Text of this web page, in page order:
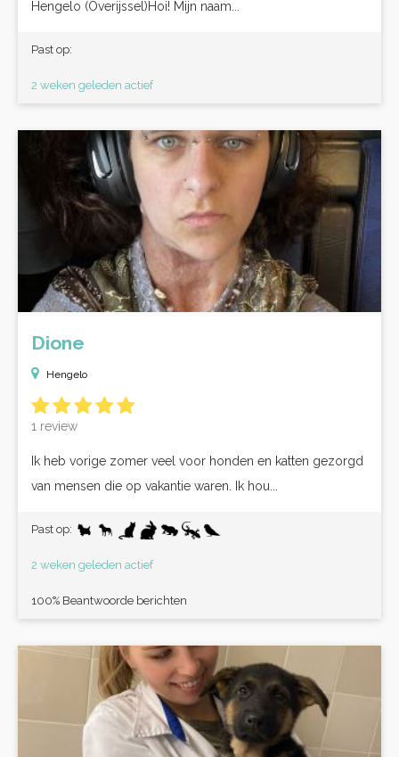
Hengelo (Overijssel)Hoi! Mijn naam...
Past op:
2 weken geleden actief
Dione
Hengelo
1 review
Ik heb vorige zomer veel voor honden en katten gezorgd
van mensen die op vakantie waren. Ik hou...
Past op:
2 weken geleden actief
100% Beantwoorde berichten